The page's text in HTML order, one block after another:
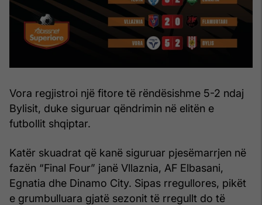
Vora regjistroi një fitore të rëndësishme 5-2 ndaj
Bylisit, duke siguruar qëndrimin në elitën e
futbollit shqiptar.
Katër skuadrat që kanë siguruar pjesëmarrjen në
fazën “Final Four” janë Vllaznia, AF Elbasani,
Egnatia dhe Dinamo City. Sipas rregullores, pikët
e grumbulluara gjatë sezonit të rregullt do të